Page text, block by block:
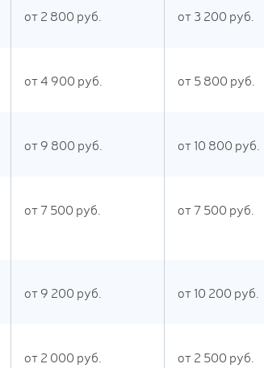
от2 800 руб. от3 200 руб.
от4 900 руб. от5 800 руб.
от9 800 руб. от10 800 руб.
от7 500 руб. от7 500 руб.
от9 200 руб. от10 200 руб.
от2 000 руб. от2 500 руб.